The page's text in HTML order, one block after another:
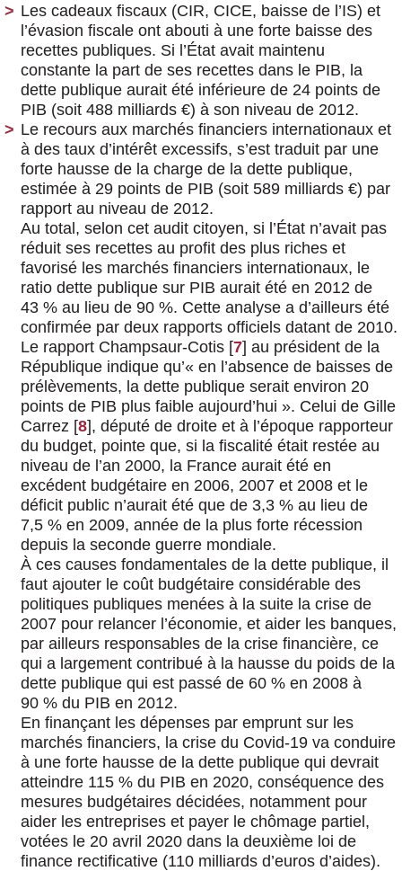
Les cadeaux fiscaux (CIR, CICE, baisse de l’IS) et
l’évasion fiscale ont abouti à une forte baisse des
recettes publiques. Si l’État avait maintenu
constante la part de ses recettes dans le PIB, la
dette publique aurait été inférieure de 24 points de
PIB (soit 488 milliards €) à son niveau de 2012.
Le recours aux marchés financiers internationaux et
à des taux d’intérêt excessifs, s’est traduit par une
forte hausse de la charge de la dette publique,
estimée à 29 points de PIB (soit 589 milliards €) par
rapport au niveau de 2012.
Au total, selon cet audit citoyen, si l’État n’avait pas
réduit ses recettes au profit des plus riches et
favorisé les marchés financiers internationaux, le
ratio dette publique sur PIB aurait été en 2012 de
43 % au lieu de 90 %. Cette analyse a d’ailleurs été
confirmée par deux rapports officiels datant de 2010.
Le rapport Champsaur-Cotis [7] au président de la
République indique qu’« en l’absence de baisses de
prélèvements, la dette publique serait environ 20
points de PIB plus faible aujourd’hui ». Celui de Gille
Carrez [8], député de droite et à l’époque rapporteur
du budget, pointe que, si la fiscalité était restée au
niveau de l’an 2000, la France aurait été en
excédent budgétaire en 2006, 2007 et 2008 et le
déficit public n’aurait été que de 3,3 % au lieu de
7,5 % en 2009, année de la plus forte récession
depuis la seconde guerre mondiale.
À ces causes fondamentales de la dette publique, il
faut ajouter le coût budgétaire considérable des
politiques publiques menées à la suite la crise de
2007 pour relancer l’économie, et aider les banques,
par ailleurs responsables de la crise financière, ce
qui a largement contribué à la hausse du poids de la
dette publique qui est passé de 60 % en 2008 à
90 % du PIB en 2012.
En finançant les dépenses par emprunt sur les
marchés financiers, la crise du Covid-19 va conduire
à une forte hausse de la dette publique qui devrait
atteindre 115 % du PIB en 2020, conséquence des
mesures budgétaires décidées, notamment pour
aider les entreprises et payer le chômage partiel,
votées le 20 avril 2020 dans la deuxième loi de
finance rectificative (110 milliards d’euros d’aides).